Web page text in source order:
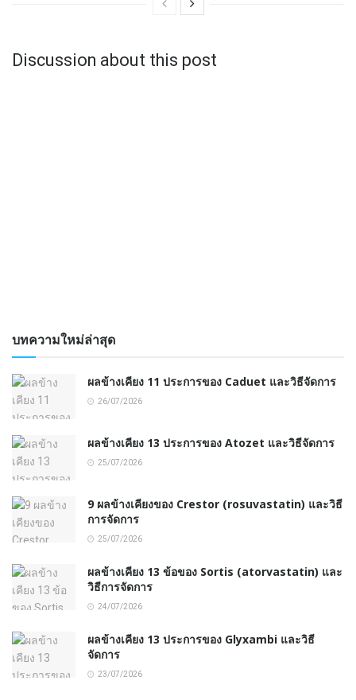
Discussion about this post
บทความใหม่ล่าสุด
ผลข้างเคียง 11 ประการของ Caduet และวิธีจัดการ
26/07/2026
ผลข้างเคียง 13 ประการของ Atozet และวิธีจัดการ
25/07/2026
9 ผลข้างเคียงของ Crestor (rosuvastatin) และวิธี
การจัดการ
25/07/2026
ผลข้างเคียง 13 ข้อของ Sortis (atorvastatin) และ
วิธีการจัดการ
24/07/2026
ผลข้างเคียง 13 ประการของ Glyxambi และวิธี
จัดการ
23/07/2026